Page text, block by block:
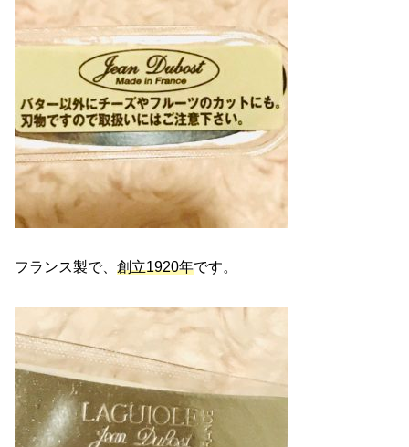
フランス製で、 創立1920年です。